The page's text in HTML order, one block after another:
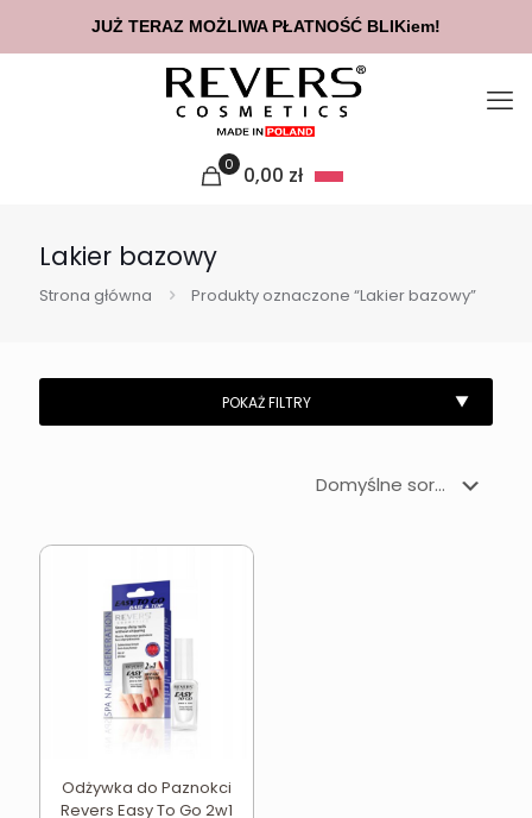
0 0,00 zł
Lakier bazowy
Strona główna Produkty oznaczone “Lakier bazowy”
Odżywka do Paznokci
Revers Easy To Go 2w1
JUŻ TERAZ MOŻLIWA PŁATNOŚĆ BLIKiem!